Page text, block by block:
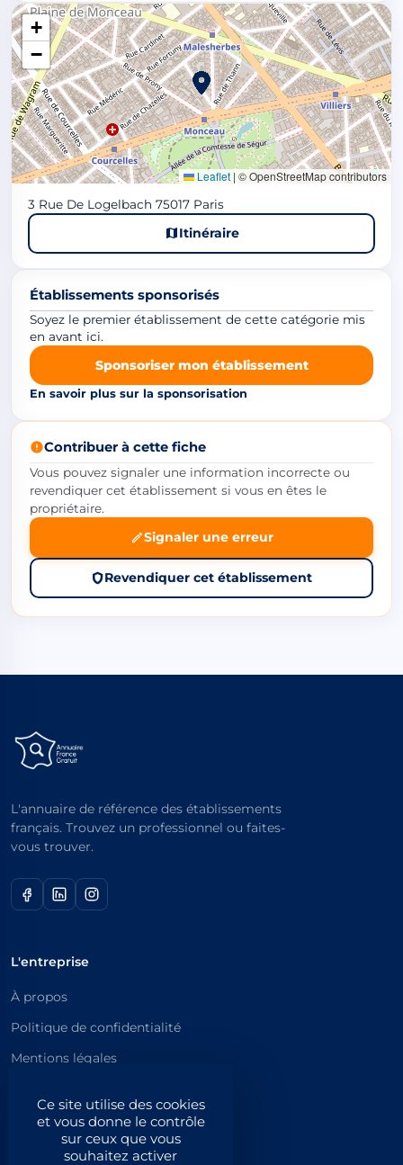
Ce site utilise des cookies
et vous donne le contrôle
sur ceux que vous
souhaitez activer
+
−
Leaflet | © OpenStreetMap contributors
3 Rue De Logelbach 75017 Paris
Itinéraire
Établissements sponsorisés
Soyez le premier établissement de cette catégorie mis
en avant ici.
Sponsoriser mon établissement
En savoir plus sur la sponsorisation
Contribuer à cette fiche
Vous pouvez signaler une information incorrecte ou
revendiquer cet établissement si vous en êtes le
propriétaire.
Signaler une erreur
Revendiquer cet établissement
L'annuaire de référence des établissements
français. Trouvez un professionnel ou faites-
vous trouver.
L'entreprise
À propos
Politique de confidentialité
Mentions légales
Catégories principales
Catégories